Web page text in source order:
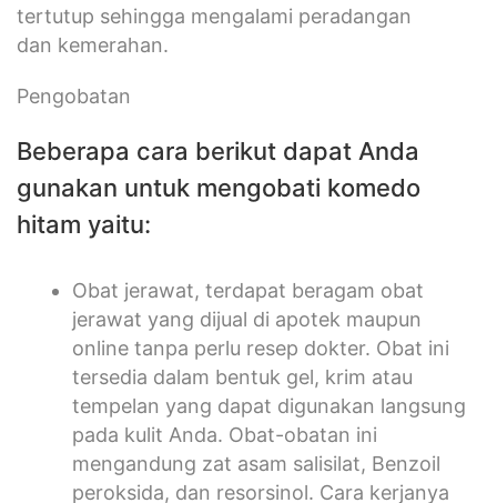
tertutup sehingga mengalami peradangan
dan kemerahan.
Pengobatan
Beberapa cara berikut dapat Anda
gunakan untuk mengobati komedo
hitam yaitu:
Obat jerawat, terdapat beragam obat
jerawat yang dijual di apotek maupun
online tanpa perlu resep dokter. Obat ini
tersedia dalam bentuk gel, krim atau
tempelan yang dapat digunakan langsung
pada kulit Anda. Obat-obatan ini
mengandung zat asam salisilat, Benzoil
peroksida, dan resorsinol. Cara kerjanya